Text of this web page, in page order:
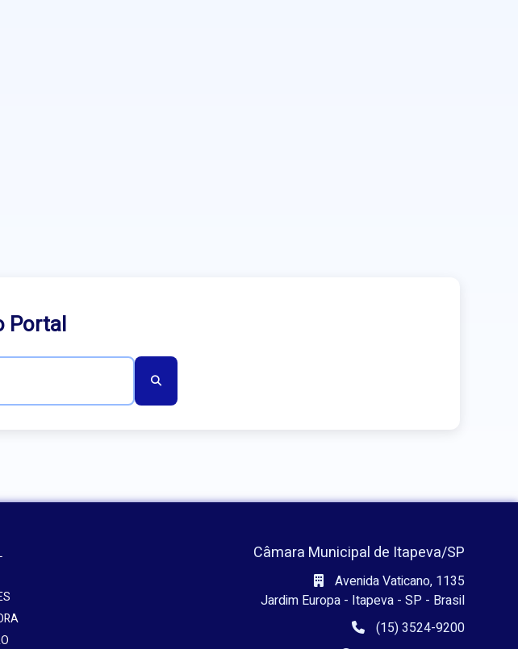
Portal
Câmara Municipal de Itapeva/SP
Avenida Vaticano, 1135
Jardim Europa - Itapeva - SP - Brasil
(15) 3524-9200